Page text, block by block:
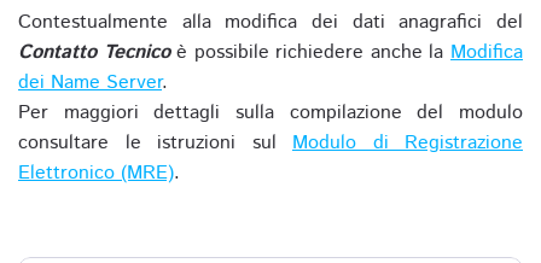
Contestualmente alla modifica dei dati anagrafici del
Contatto Tecnicoè possibile richiedere anche laModifica
dei Name Server.
Per maggiori dettagli sulla compilazione del modulo
consultare le istruzioni sul Modulo di Registrazione
Elettronico (MRE).